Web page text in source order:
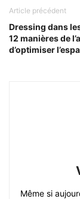
Article précédent
Dressing dans
12 manières de
d’optimiser
Même si